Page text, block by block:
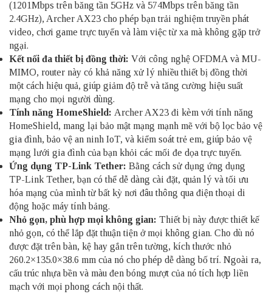
(1201Mbps trên băng tần 5GHz và 574Mbps trên băng tần
2.4GHz), Archer AX23 cho phép bạn trải nghiệm truyền phát
video, chơi game trực tuyến và làm việc từ xa mà không gặp trở
ngại.
Kết nối đa thiết bị đồng thời: Với công nghệ OFDMA và MU-
MIMO, router này có khả năng xử lý nhiều thiết bị đồng thời
một cách hiệu quả, giúp giảm độ trễ và tăng cường hiệu suất
mạng cho mọi người dùng.
Tính năng HomeShield: Archer AX23 đi kèm với tính năng
HomeShield, mang lại bảo mật mạng mạnh mẽ với bộ lọc bảo vệ
gia đình, bảo vệ an ninh IoT, và kiểm soát trẻ em, giúp bảo vệ
mạng lưới gia đình của bạn khỏi các mối đe dọa trực tuyến.
Ứng dụng TP-Link Tether: Bằng cách sử dụng ứng dụng
TP-Link Tether, bạn có thể dễ dàng cài đặt, quản lý và tối ưu
hóa mạng của mình từ bất kỳ nơi đâu thông qua điện thoại di
động hoặc máy tính bảng.
Nhỏ gọn, phù hợp mọi không gian: Thiết bị này được thiết kế
nhỏ gọn, có thể lắp đặt thuận tiện ở mọi không gian. Cho dù nó
được đặt trên bàn, kệ hay gắn trên tường, kích thước nhỏ
260.2×135.0×38.6 mm của nó cho phép dễ dàng bố trí. Ngoài ra,
cấu trúc nhựa bền và màu đen bóng mượt của nó tích hợp liền
mạch với mọi phong cách nội thất.